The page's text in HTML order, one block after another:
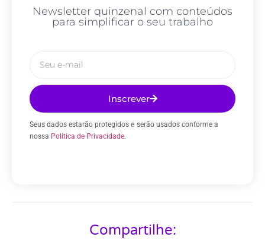
Newsletter quinzenal com conteúdos
para simplificar o seu trabalho
Inscrever
Seus dados estarão protegidos e serão usados conforme a
nossa Política de Privacidade.
Compartilhe: